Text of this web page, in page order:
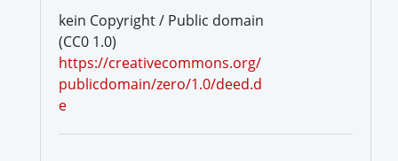
kein Copyright / Public domain
(CC0 1.0)
https://creativecommons.org/
publicdomain/zero/1.0/deed.d
e